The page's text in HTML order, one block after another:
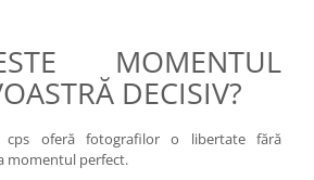
MOMENTUL
DECISIV?
cps oferă fotografilor o libertate fără
momentul perfect.